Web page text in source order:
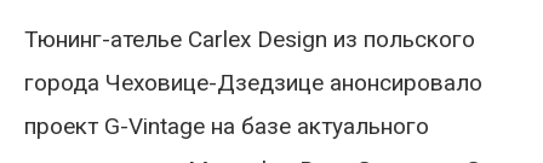
Тюнинг-ателье Carlex Design из польского
города Чеховице-Дзедзице анонсировало
проект G-Vintage на базе актуального